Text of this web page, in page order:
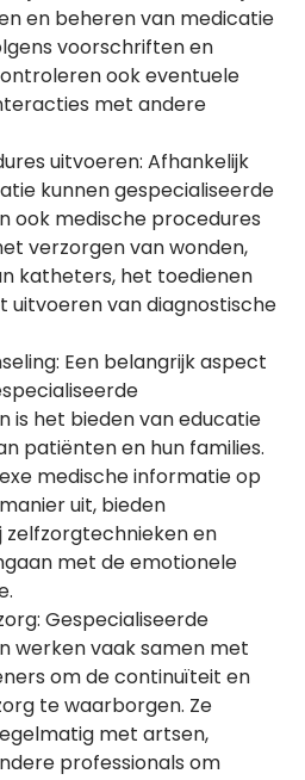
en beheren van medicatie
voorschriften en
ook eventuele
met andere
uitvoeren: Afhankelijk
kunnen gespecialiseerde
ook medische procedures
verzorgen van wonden,
katheters, het toedienen
uitvoeren van diagnostische
Een belangrijk aspect
is het bieden van educatie
patiënten en hun families.
medische informatie op
uit, bieden
zelfzorgtechnieken en
met de emotionele
Gespecialiseerde
werken vaak samen met
om de continuïteit en
te waarborgen. Ze
met artsen,
professionals om